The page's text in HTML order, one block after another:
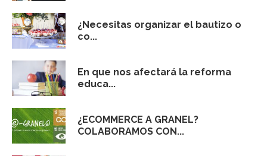
¿Necesitas organizar el bautizo o
co...
En que nos afectará la reforma
educa...
¿ECOMMERCE A GRANEL?
COLABORAMOS CON...